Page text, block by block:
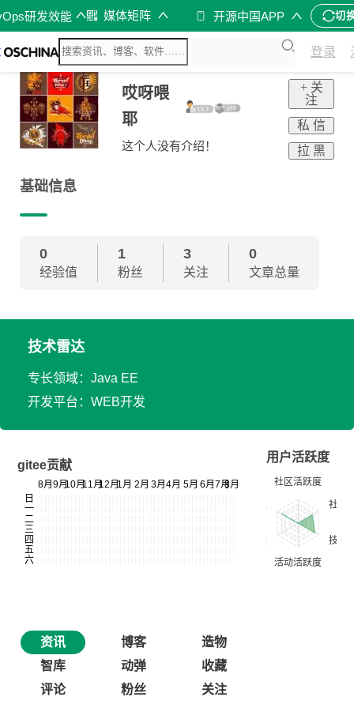
研发效能 媒体矩阵 开源中国APP 切
登录
哎呀喂
耶
这个人没有介绍！
+ 关
注
私 信
拉 黑
基础信息
0
经验值
1
粉丝
3
关注
0
文章总量
技术雷达
专长领域：Java EE
开发平台：WEB开发
gitee贡献
用户活跃度
资讯 博客
造物
智库
动弹
收藏
评论
粉丝 关注